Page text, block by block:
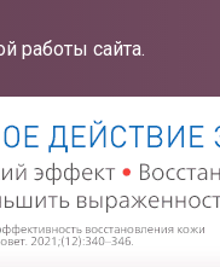
работы сайта.